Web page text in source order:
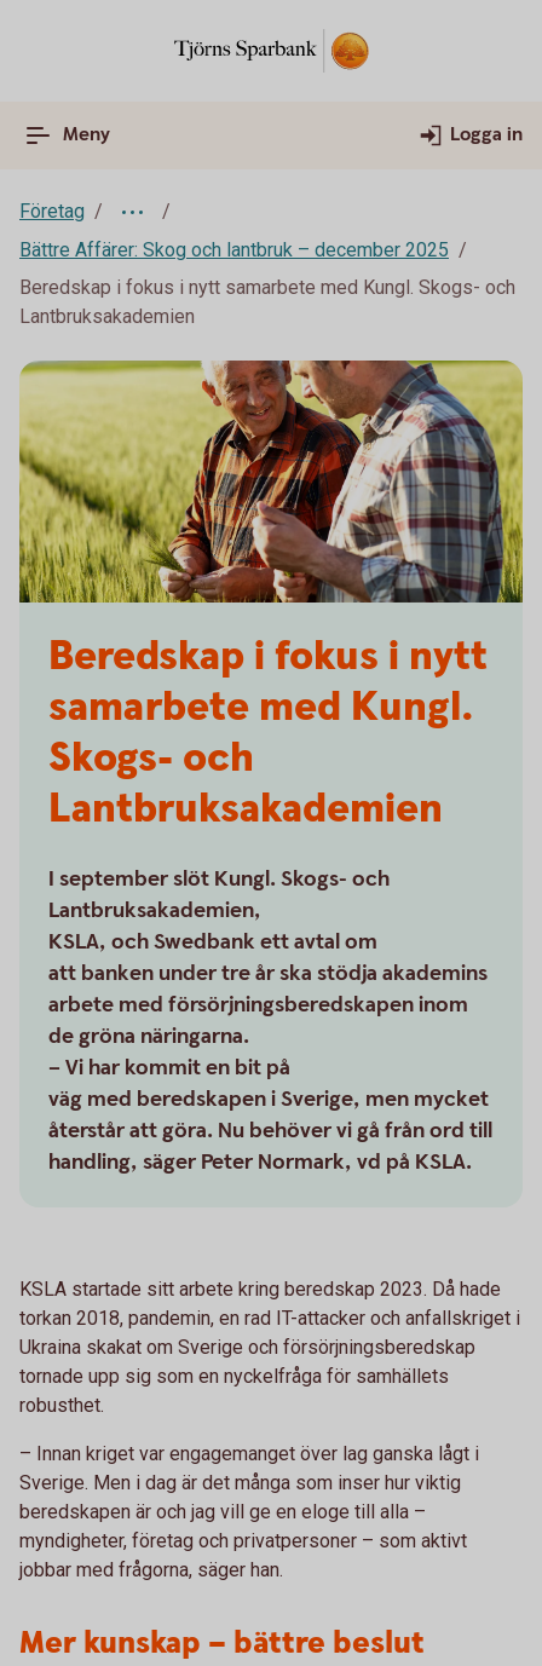
Meny Logga in
Företag
Bättre Affärer: Skog och lantbruk – december 2025
Beredskap i fokus i nytt samarbete med Kungl. Skogs- och
Lantbruksakademien
Beredskap i fokus i nytt
samarbete med Kungl.
Skogs- och
Lantbruksakademien
I september slöt Kungl. Skogs- och
Lantbruksakademien,
KSLA, och Swedbank ett avtal om
att banken under tre år ska stödja akademins
arbete med försörjningsberedskapen inom
de gröna näringarna.
– Vi har kommit en bit på
väg med beredskapen i Sverige, men mycket
återstår att göra. Nu behöver vi gå från ord till
handling, säger Peter Normark, vd på KSLA.
KSLA startade sitt arbete kring beredskap 2023. Då hade
torkan 2018, pandemin, en rad IT-attacker och anfallskriget i
Ukraina skakat om Sverige och försörjningsberedskap
tornade upp sig som en nyckelfråga för samhällets
robusthet.
– Innan kriget var engagemanget över lag ganska lågt i
Sverige. Men i dag är det många som inser hur viktig
beredskapen är och jag vill ge en eloge till alla –
myndigheter, företag och privatpersoner – som aktivt
jobbar med frågorna, säger han.
Mer kunskap – bättre beslut